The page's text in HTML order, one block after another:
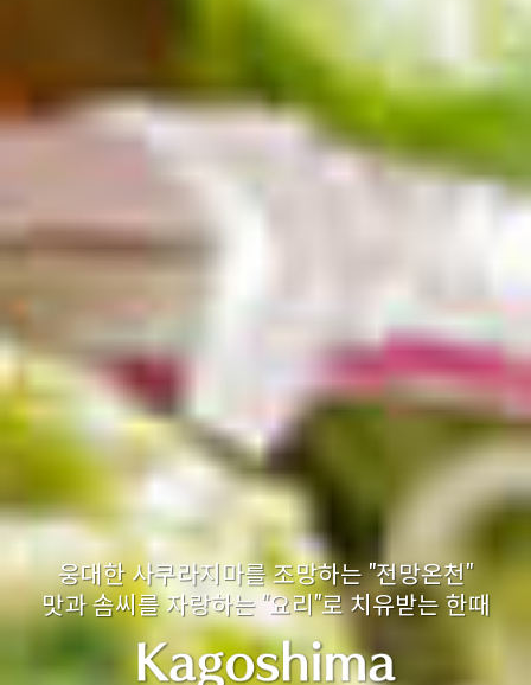
웅대한 사쿠라지마를 조망하는 "전망온천"
맛과 솜씨를 자랑하는 "요리"로 치유받는 한때